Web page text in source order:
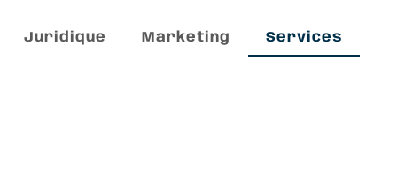
Juridique Marketing Services